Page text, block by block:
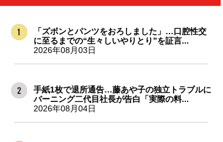
「ズボンとパンツをおろしました」…口腔性交
に至るまでの“生々しいやりとり”を証言...
2026年08月03日
手紙1枚で退所通告…藤あや子の独立トラブルに
バーニング二代目社長が告白「実際の料...
2026年08月04日